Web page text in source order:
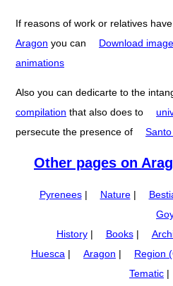
If reasons of work or relatives
Aragon you can
Download
animations
Also you can dedicarte to the
compilation that also does to
persecute the presence of
Other pages on
Pyrenees| Nature|
History| Books|
Huesca | Aragon | Region
Tematic |